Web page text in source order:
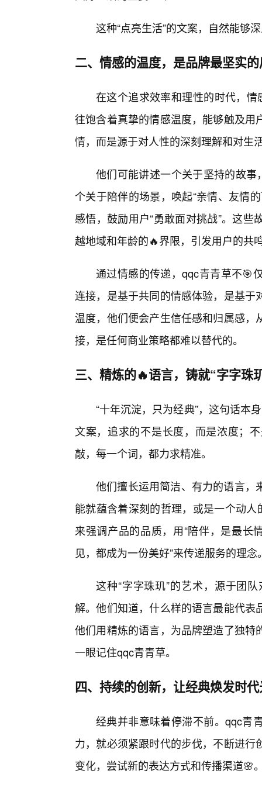
这种“点亮生活”的文案，自然能够
二、情感的温度，是品牌最坚实
在这个追求效率和理性的时代，
往饱含着真挚的情感温度，能够触及
情，而是源于对人性的深刻理解和对生
他们可能讲述一个关于坚持的故事
个关于陪伴的场景，唤起“亲情、友情
感悟，鼓励用户“勇敢面对挑战”。这
越地域和年龄的🔥界限，引发用户的共
通过情感的传递，qqc青青草不🎯
连接，是基于共同的情感体验，是基
温度，他们便会产生信任感和归属感
接，是任何商业策略都难以替代的。
三、精炼的🔥语言，铸就“字字珠
“十年沉淀，只为经典”，这句话本
文案，追求的不是长度，而是浓度；
敲，每一个词，都力求精准。
他们擅长运用简洁、有力的语言，
能就蕴含着深刻的哲理，或是一个动
来强调产品的品质，用“陪伴，是最长
见，都成为一份美好”来传递服务的理念
这种“字字珠玑”的艺术，源于团
解。他们知道，什么样的语言最能代
他们用精炼的语言，为品牌塑造了独
一眼记住qqc青青草。
四、持续的创新，让经典焕发时
经典并非意味着停滞不前。qqc青
力，就必须紧跟时代的步伐，不断进
变化，尝试新的表达方式和传播渠道🌸